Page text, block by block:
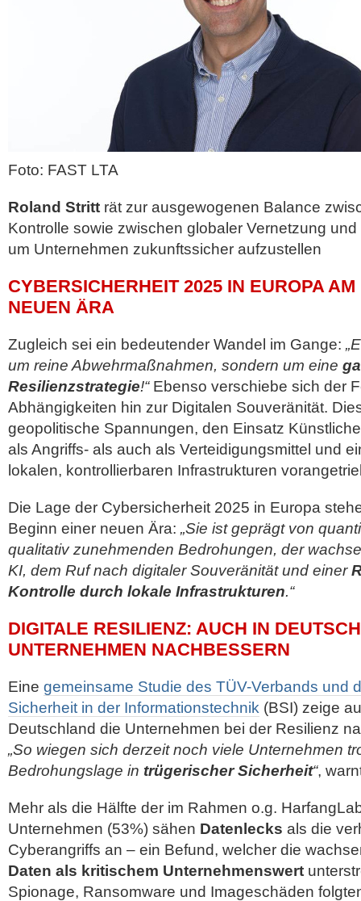
Foto: FAST LTA
Roland Stritt rät zur ausgewogenen Balance
Kontrolle sowie zwischen globaler Vernetzung
um Unternehmen zukunftssicher aufzustellen
CYBERSICHERHEIT 2025 IN EUROPA
NEUEN ÄRA
Zugleich sei ein bedeutender Wandel im Gange:
um reine Abwehrmaßnahmen, sondern um eine
Resilienzstrategie!“Ebenso verschiebe sich der
Abhängigkeiten hin zur Digitalen Souveränität.
geopolitische Spannungen, den Einsatz
als Angriffs- als auch als Verteidigungsmittel und
lokalen, kontrollierbaren Infrastrukturen
Die Lage der Cybersicherheit 2025 in Europa
Beginn einer neuen Ära: „Sie ist geprägt von
qualitativ zunehmenden Bedrohungen, der
KI, dem Ruf nach digitaler Souveränität und einer
Kontrolle durch lokale Infrastrukturen.“
DIGITALE RESILIENZ: AUCH IN
UNTERNEHMEN NACHBESSERN
Eine gemeinsame Studie des TÜV-Verbands und
Sicherheit in der Informationstechnik (BSI) zeige
Deutschland die Unternehmen bei der Resilienz
„So wiegen sich derzeit noch viele Unternehmen
Bedrohungslage in trügerischer Sicherheit“,
Mehr als die Hälfte der im Rahmen o.g.
Unternehmen (53%) sähen Datenlecks als die
Cyberangriffs an – ein Befund, welcher die
Daten als kritischem Unternehmenswert
Spionage, Ransomware und Imageschäden